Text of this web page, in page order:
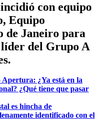
con equipo
Equipo
de Janeiro para
del Grupo A
¿Ya está en la
¿Qué tiene que pasar
es hincha de
identificado con el